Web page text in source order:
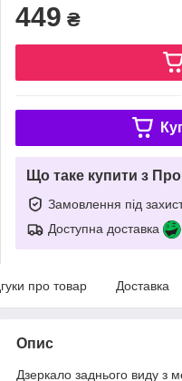
449 ₴
Що таке купити з
Замовлення під
Доступна доставка
про товар Доставка
Опис
Дзеркало заднього виду з